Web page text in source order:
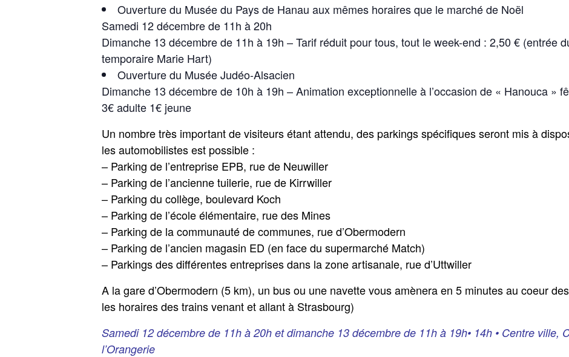
Ouverture du Musée du Pays de Hanau aux mêmes horaires que le marché de Noël
Samedi 12 décembre de 11h à 20h
Dimanche 13 décembre de 11h à 19h – Tarif réduit pour tous, tout le week-end : 2,50 € (entrée
temporaire Marie Hart)
Ouverture du Musée Judéo-Alsacien
Dimanche 13 décembre de 10h à 19h – Animation exceptionnelle à l’occasion de « Hanouca »
3€ adulte 1€ jeune
Un nombre très important de visiteurs étant attendu, des parkings spécifiques seront mis à
les automobilistes est possible :
– Parking de l’entreprise EPB, rue de Neuwiller
– Parking de l’ancienne tuilerie, rue de Kirrwiller
– Parking du collège, boulevard Koch
– Parking de l’école élémentaire, rue des Mines
– Parking de la communauté de communes, rue d’Obermodern
– Parking de l’ancien magasin ED (en face du supermarché Match)
– Parkings des différentes entreprises dans la zone artisanale, rue d’Uttwiller
A la gare d’Obermodern (5 km), un bus ou une navette vous amènera en 5 minutes au coeur
les horaires des trains venant et allant à Strasbourg)
Samedi 12 décembre de 11h à 20h et dimanche 13 décembre de 11h à 19h• 14h • Centre ville,
l’Orangerie